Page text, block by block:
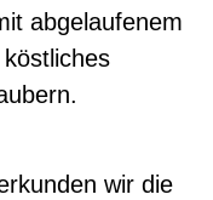
abgelaufenem
wir die